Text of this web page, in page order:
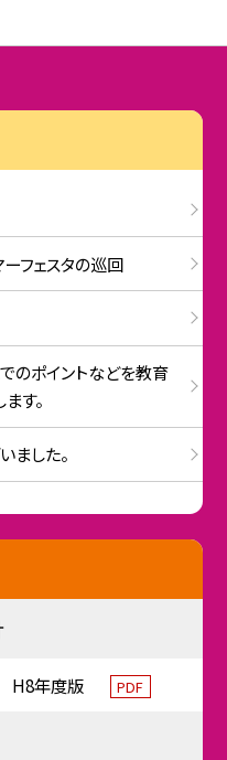
フェスタの巡回
のポイントなどを教育
す。
ました。
H8年度版 PDF